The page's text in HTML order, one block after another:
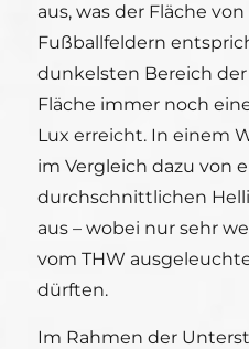
aus, was der Fläche
Fußballfeldern
dunkelsten Bereich
Fläche immer noch
Lux erreicht. In einem
im Vergleich dazu von
durchschnittlichen
aus – wobei nur sehr
vom THW
dürften.
Im Rahmen der